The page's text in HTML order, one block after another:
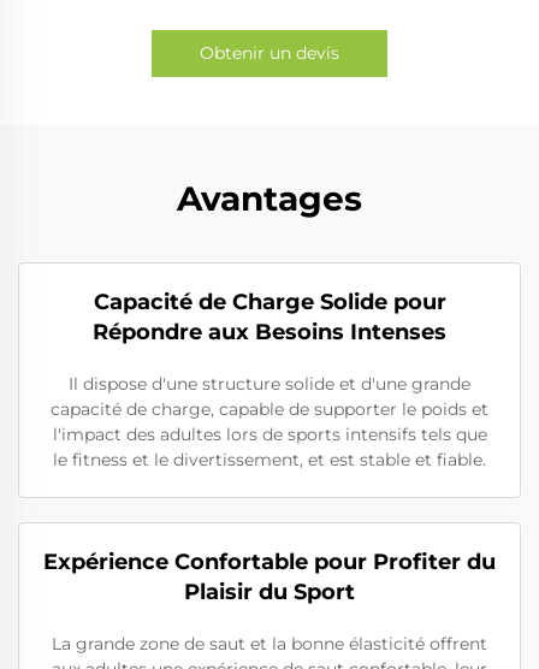
Obtenir un devis
Avantages
Capacité de Charge Solide pour
Répondre aux Besoins Intenses
Il dispose d'une structure solide et d'une grande
capacité de charge, capable de supporter le poids et
l'impact des adultes lors de sports intensifs tels que
le fitness et le divertissement, et est stable et fiable.
Expérience Confortable pour Profiter du
Plaisir du Sport
La grande zone de saut et la bonne élasticité offrent